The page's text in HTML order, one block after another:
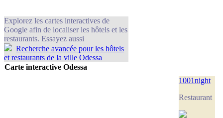
Explorez les cartes interactives de
Google afin de localiser les hôtels et les
restaurants. Essayez aussi
Recherche avancée pour les hôtels
et restaurants de la ville Odessa
Carte interactive Odessa
1001night
Restaurant